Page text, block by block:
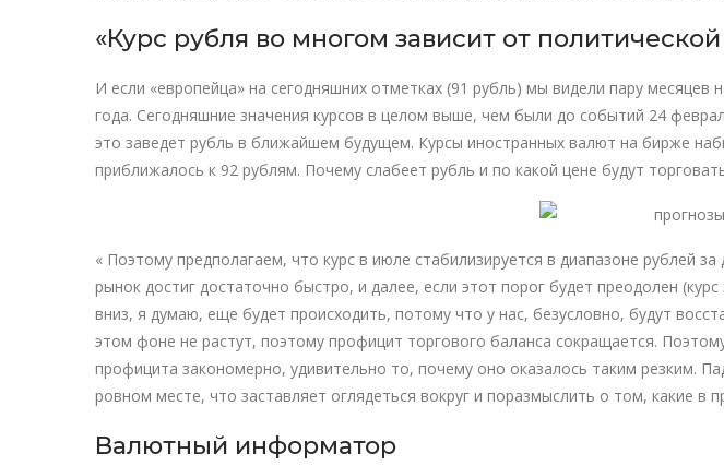
«Курс рубля во многом зависит от
И если «европейца» на сегодняшних отметках (91 рубль) мы видели пару
года. Сегодняшние значения курсов в целом выше, чем были до событий 24
это заведет рубль в ближайшем будущем. Курсы иностранных валют на бирже
приближалось к 92 рублям. Почему слабеет рубль и по какой цене будут
« Поэтому предполагаем, что курс в июле стабилизируется в диапазоне рублей
рынок достиг достаточно быстро, и далее, если этот порог будет преодолен
вниз, я думаю, еще будет происходить, потому что у нас, безусловно, будут
этом фоне не растут, поэтому профицит торгового баланса сокращается.
профицита закономерно, удивительно то, почему оно оказалось таким резким.
ровном месте, что заставляет оглядеться вокруг и поразмыслить о том, какие в
Валютный информатор